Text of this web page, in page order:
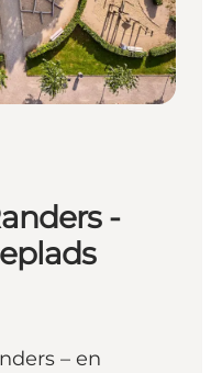
-
– en